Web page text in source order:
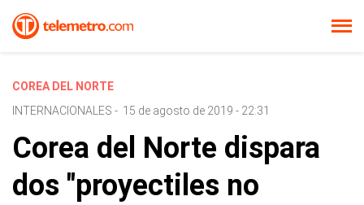
COREA DEL NORTE
INTERNACIONALES - 15 de agosto de 2019 - 22:31
Corea del Norte dispara
dos "proyectiles no